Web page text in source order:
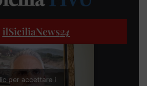
ilSiciliaNews24
per accettare i